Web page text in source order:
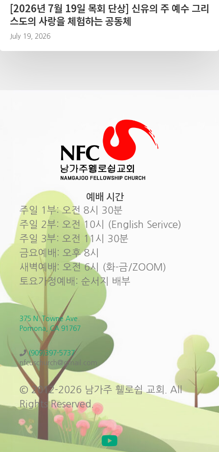
[2026년 7월 19일 목회 단상] 신유의 주 예수 그리
스도의 사랑을 체험하는 공동체
July 19, 2026
예배 시간
주일 1부: 오전 8시 30분
주일 2부: 오전 10시 (English Serivce)
주일 3부: 오전 11시 30분
금요예배: 오후 8시
새벽예배: 오전 6시 (화-금/ZOOM)
토요가정예배: 순서지 배부
375 N. Towne Ave.
Pomona, CA 91767
(909)397-5737
nfcuschurch@gmail.com
© 2012-2026 남가주 휄로쉽 교회. All
Rights Reserved.